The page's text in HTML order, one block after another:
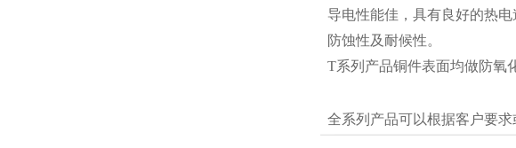
导电性能佳，具有良好的热电
防蚀性及耐候性。
T系列产品铜件表面均做防氧
全系列产品可以根据客户要求